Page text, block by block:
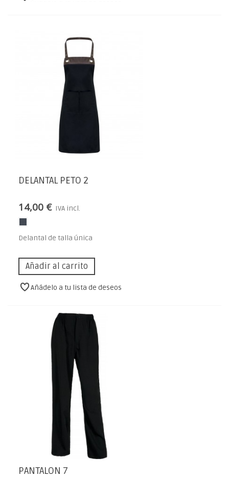
DELANTAL PETO 2
14,00 € IVA incl.
Delantal de talla única
Añadir al carrito
Añádelo a tu lista de deseos
PANTALON 7